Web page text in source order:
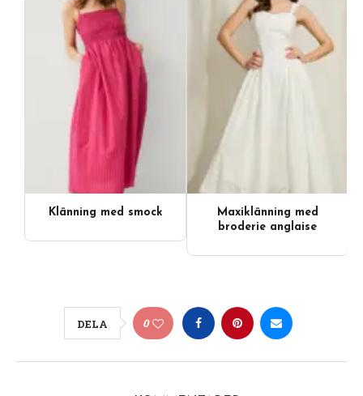
Klänning med smock
Maxiklänning med
broderie anglaise
DELA 0